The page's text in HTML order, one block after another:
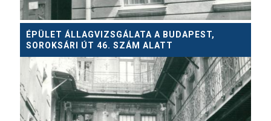
ÉPÜLET ÁLLAGVIZSGÁLATA A BUDAPEST,
SOROKSÁRI ÚT 46. SZÁM ALATT